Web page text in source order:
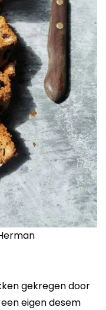
gekregen door
eigen desem